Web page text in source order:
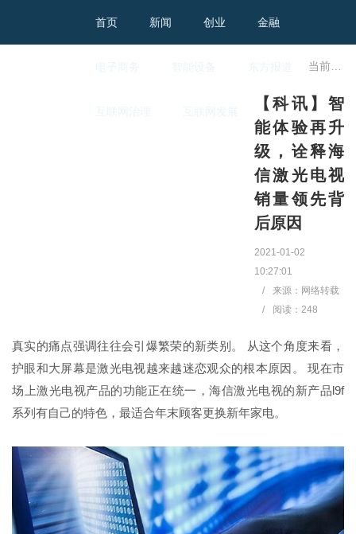
首页 新闻 创业 金融
【科讯】智
能体验再升
级，诠释海
信激光电视
销量领先背
后原因
2021-01-02
10:27:01
/
来源：网络转载
/
阅读： 248
真实的痛点强调往往会引爆繁荣的新类别。 从这个角度来看，
护眼和大屏幕是激光电视越来越迷恋观众的根本原因。 现在市
场上激光电视产品的功能正在统一，海信激光电视的新产品l9f
系列有自己的特色，最适合年末顾客更换新年家电。